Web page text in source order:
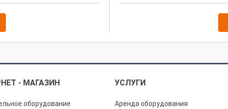
- МАГАЗИН УСЛУГИ
оборудование Аренда оборудования